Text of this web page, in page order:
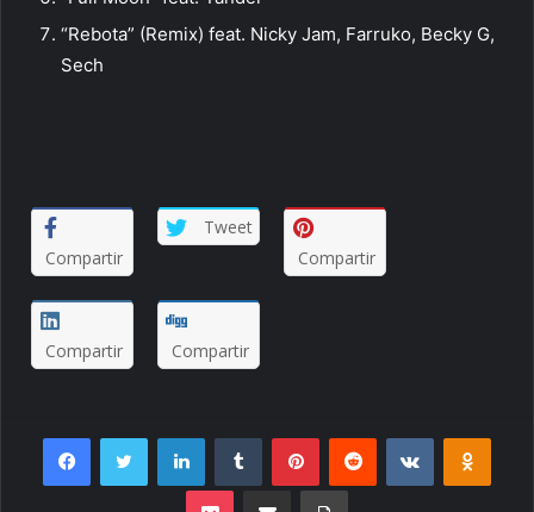
“Rebota” (Remix) feat. Nicky Jam, Farruko, Becky G,
Sech
Compartir
Tweet
Compartir
Compartir Compartir
Pocket Envie por Email Imprimir